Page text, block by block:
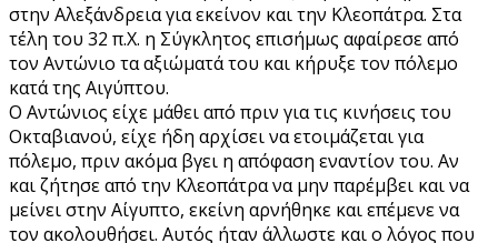
στην Αλεξάνδρεια για εκείνον και την Κλεοπάτρα. Στα
τέλη του 32 π.Χ. η Σύγκλητος επισήμως αφαίρεσε από
τον Αντώνιο τα αξιώματά του και κήρυξε τον πόλεμο
κατά της Αιγύπτου.
Ο Αντώνιος είχε μάθει από πριν για τις κινήσεις του
Οκταβιανού, είχε ήδη αρχίσει να ετοιμάζεται για
πόλεμο, πριν ακόμα βγει η απόφαση εναντίον του. Αν
και ζήτησε από την Κλεοπάτρα να μην παρέμβει και να
μείνει στην Αίγυπτο, εκείνη αρνήθηκε και επέμενε να
τον ακολουθήσει. Αυτός ήταν άλλωστε και ο λόγος που